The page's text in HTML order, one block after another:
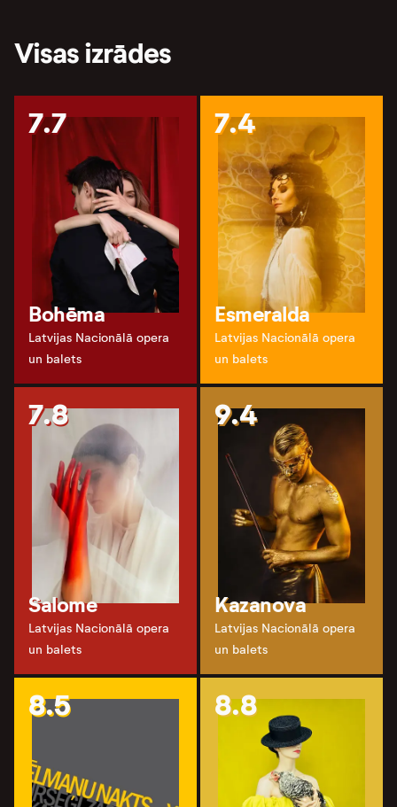
Visas izrādes
7.7
Bohēma
Latvijas Nacionālā opera
un balets
7.4
Esmeralda
Latvijas Nacionālā opera
un balets
7.8
Salome
Latvijas Nacionālā opera
un balets
9.4
Kazanova
Latvijas Nacionālā opera
un balets
8.5 8.8